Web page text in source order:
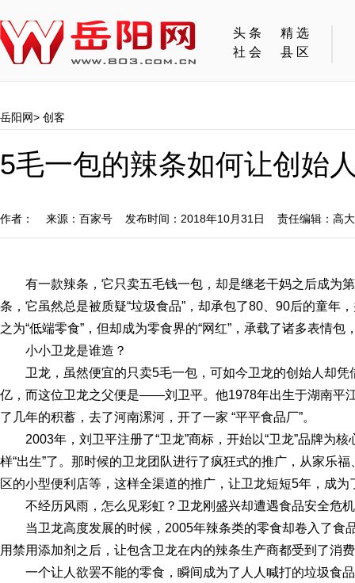
头条
精选
社会
县区
岳阳网> 创客
5毛一包的辣条如何让创始
作者： 来源：百家号 发布时间：2018年10月31日 责任编辑：高
有一款辣条，它只卖五毛钱一包，却是继老干妈之后成为
条，它虽然总是被质疑“垃圾食品”，却承包了80、90后的童年
之为“低端零食”，但却成为零食界的“网红”，承载了诸多表情
小小卫龙是谁造？
卫龙，虽然便宜的只卖5毛一包，可如今卫龙的创始人却
亿，而这位卫龙之父便是——刘卫平。他1978年出生于湖南平
了几年的积蓄，去了河南漯河，开了一家 “平平食品厂”。
2003年，刘卫平注册了“卫龙”商标，开始以“卫龙”品牌为
样“出生”了。那时候的卫龙团队进行了疯狂式的推广，从家乐
区的小型便利店等，这样全渠道的推广，让卫龙短短5年，成为
不经历风雨，怎么见彩虹？卫龙刚盛兴却遭遇食品安全危
当卫龙高度发展的时候，2005年辣条类的零食却卷入了食
用禁用添加剂之后，让包含卫龙在内的辣条生产商都受到了消
一个让人欲罢不能的零食，瞬间成为了人人喊打的垃圾食